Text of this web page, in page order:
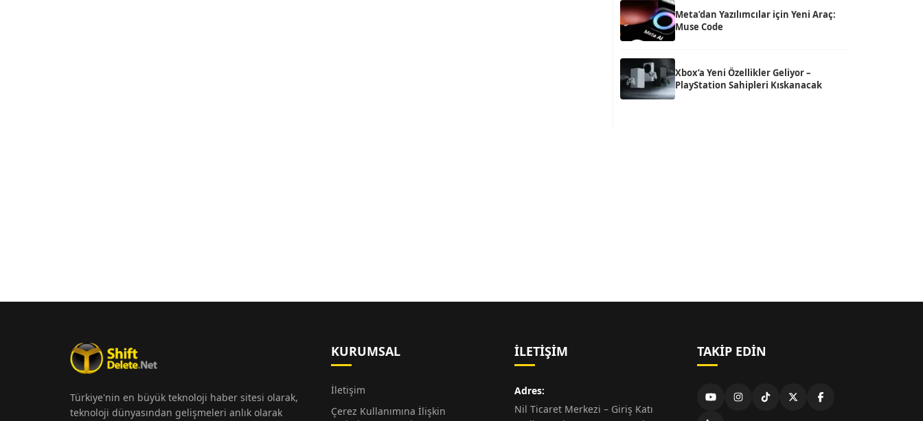
Meta’dan Yazılımcılar için Yeni Araç:
Muse Code
Xbox’a Yeni Özellikler Geliyor –
PlayStation Sahipleri Kıskanacak
Türkiye'nin en büyük teknoloji haber sitesi olarak,
teknoloji dünyasından gelişmeleri anlık olarak
KURUMSAL
İletişim
Çerez Kullanımına İlişkin
İLETIŞIM
Adres:
Nil Ticaret Merkezi – Giriş Katı
TAKIP EDIN